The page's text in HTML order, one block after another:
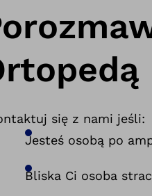
się z nami jeśli:
Jesteś osobą po
Bliska Ci osoba